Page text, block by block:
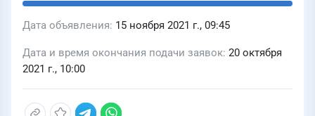
Дата объявления 15 ноября 2021 г., 09:45
Дата и время окончания подачи заявок 20 октября
2021 г., 10:00